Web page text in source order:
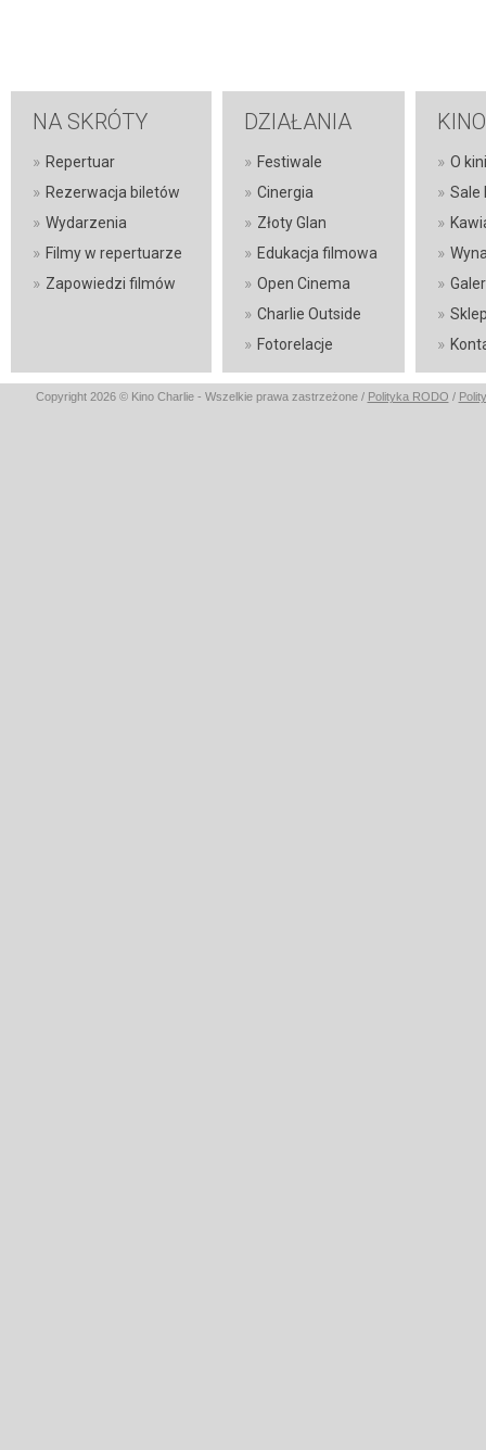
NA SKRÓTY
» Repertuar
» Rezerwacja biletów
» Wydarzenia
» Filmy w repertuarze
» Zapowiedzi filmów
DZIAŁANIA
» Festiwale
» Cinergia
» Złoty Glan
» Edukacja filmowa
» Open Cinema
» Charlie Outside
» Fotorelacje
KINO
» O
» Sale
»
»
»
»
»
Copyright 2026 © Kino Charlie - Wszelkie prawa zastrzeżone / Polityka RODO /